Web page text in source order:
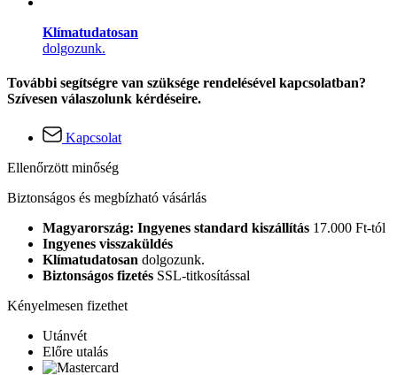
Klímatudatosan
dolgozunk.
További segítségre van szüksége rendelésével kapcsolatban?
Szívesen válaszolunk kérdéseire.
Kapcsolat
Ellenőrzött minőség
Biztonságos és megbízható vásárlás
Magyarország: Ingyenes standard kiszállítás 17.000 Ft-tól
Ingyenes visszaküldés
Klímatudatosan dolgozunk.
Biztonságos fizetés SSL-titkosítással
Kényelmesen fizethet
Utánvét
Előre utalás